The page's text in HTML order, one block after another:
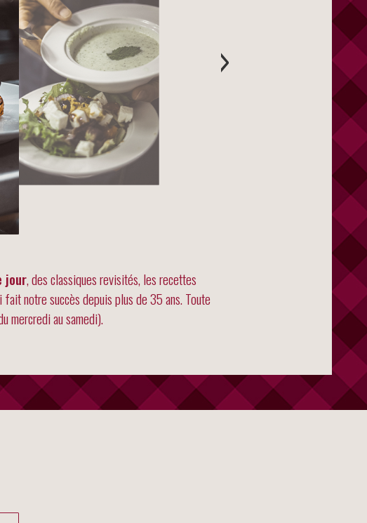
›
jour, des classiques revisités, les recettes
notre succès depuis plus de 35 ans. Toute
mercredi au samedi).